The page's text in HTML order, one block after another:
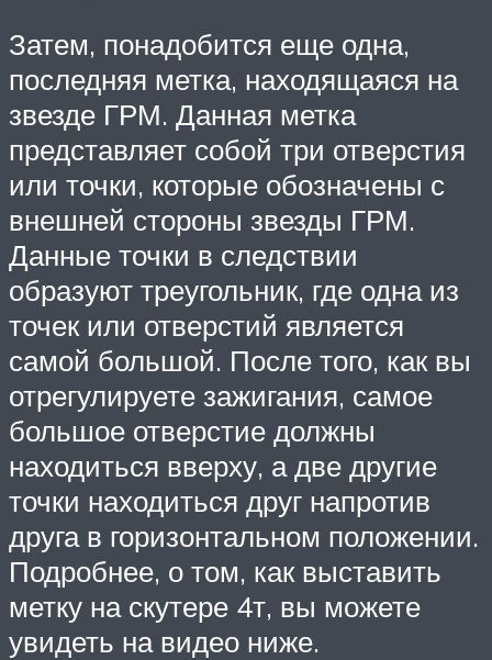
Затем, понадобится еще одна,
последняя метка, находящаяся на
звезде ГРМ. Данная метка
представляет собой три отверстия
или точки, которые обозначены с
внешней стороны звезды ГРМ.
Данные точки в следствии
образуют треугольник, где одна из
точек или отверстий является
самой большой. После того, как вы
отрегулируете зажигания, самое
большое отверстие должны
находиться вверху, а две другие
точки находиться друг напротив
друга в горизонтальном положении.
Подробнее, о том, как выставить
метку на скутере 4т, вы можете
увидеть на видео ниже.